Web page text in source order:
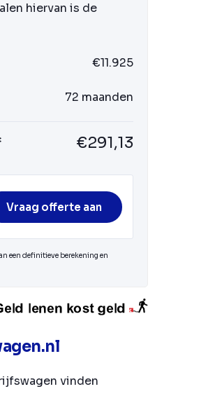
hiervan is de
€11.925
72 maanden
€291,13
Vraag offerte aan
een definitieve berekening en
vinden